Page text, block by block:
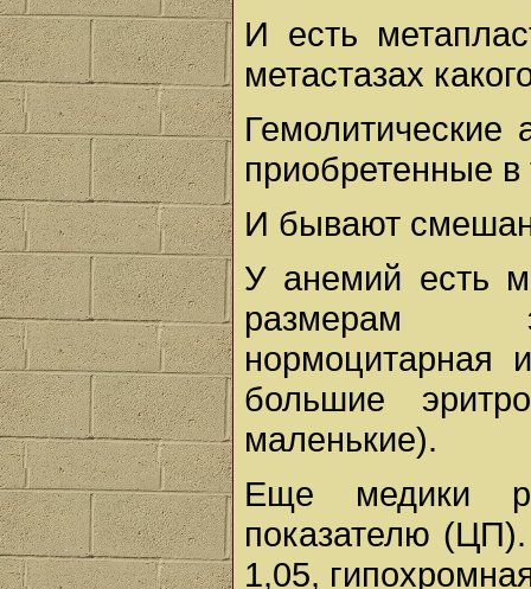
И есть
метастазах
приобретенные в
И бывают
У анемий есть
размерам
нормоцитарная
большие
маленькие).
Еще медики
показателю
1,05,